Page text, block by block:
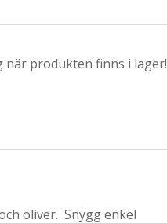
när produkten finns i lager!
oliver. Snygg enkel